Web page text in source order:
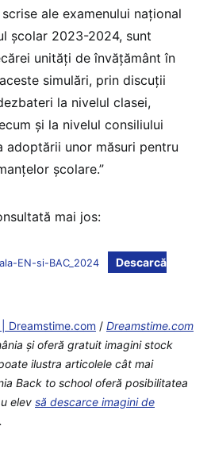
ale examenului național
școlar 2023-2024, sunt
unități de învățământ în
simulări, prin discuții
la nivelul clasei,
și la nivelul consiliului
adoptării unor măsuri pentru
școlare.”
mai jos:
EN-si-BAC_2024
Descarcă
Dreamstime.com / Dreamstime.com
şi oferă gratuit imagini stock
ilustra articolele cât mai
Back to school oferă posibilitatea
elev să descarce imagini de
.